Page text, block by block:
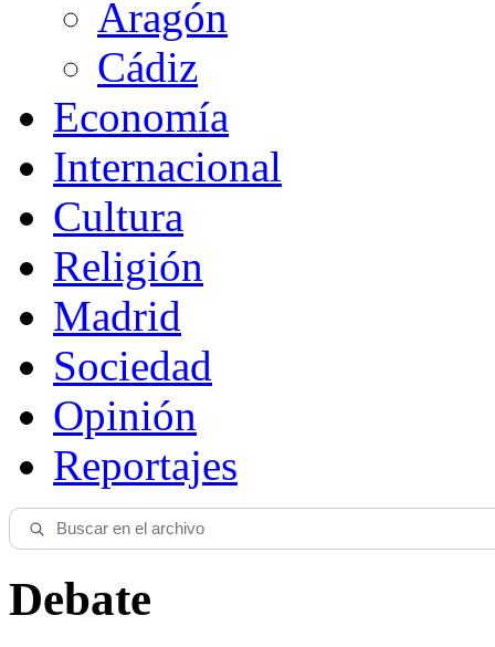
Aragón
Cádiz
Economía
Internacional
Cultura
Religión
Madrid
Sociedad
Opinión
Reportajes
Debate